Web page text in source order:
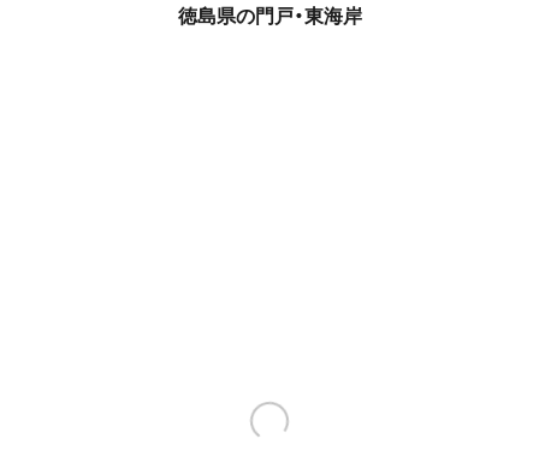
徳島県の門戸・東海岸